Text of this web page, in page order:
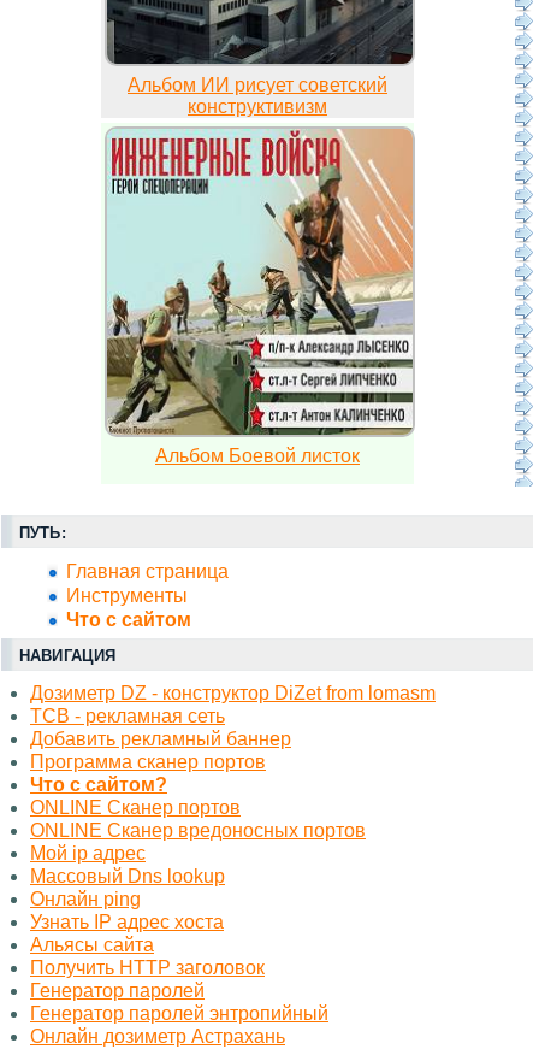
Альбом ИИ рисует советский
конструктивизм
Альбом Боевой листок
ПУТЬ:
Главная страница
Инструменты
Что с сайтом
НАВИГАЦИЯ
Дозиметр DZ - конструктор DiZet from lomasm
TCB - рекламная сеть
Добавить рекламный баннер
Программа сканер портов
Что с сайтом?
ONLINE Сканер портов
ONLINE Сканер вредоносных портов
Мой ip адрес
Массовый Dns lookup
Онлайн ping
Узнать IP адрес хоста
Альясы сайта
Получить HTTP заголовок
Генератор паролей
Генератор паролей энтропийный
Онлайн дозиметр Астрахань